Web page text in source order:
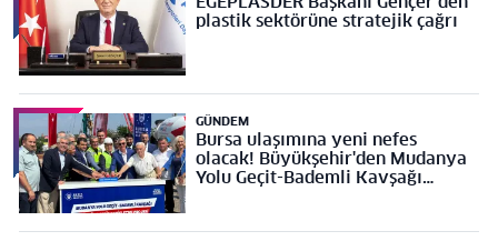
plastik sektörüne stratejik çağrı
GÜNDEM
Bursa ulaşımına yeni nefes
olacak! Büyükşehir'den Mudanya
Yolu Geçit-Bademli Kavşağı